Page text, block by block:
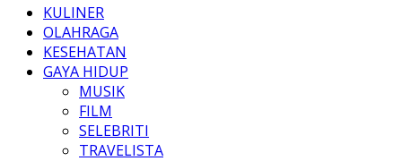
KULINER
OLAHRAGA
KESEHATAN
GAYA HIDUP
MUSIK
FILM
SELEBRITI
TRAVELISTA